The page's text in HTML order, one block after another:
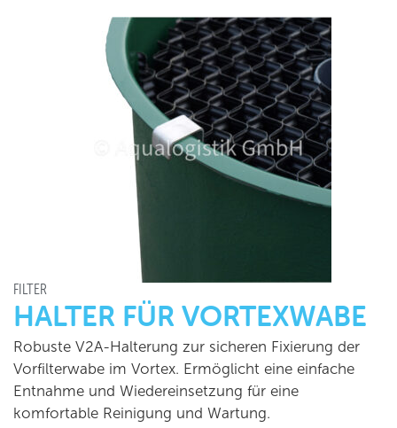
FILTER
HALTER FÜR VORTEXWABE
Robuste V2A-Halterung zur sicheren Fixierung der
Vorfilterwabe im Vortex. Ermöglicht eine einfache
Entnahme und Wiedereinsetzung für eine
komfortable Reinigung und Wartung.